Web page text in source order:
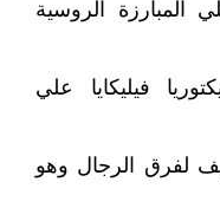
المبارزة الروسية
فيليكايا علي
لفرق الرجال وهو